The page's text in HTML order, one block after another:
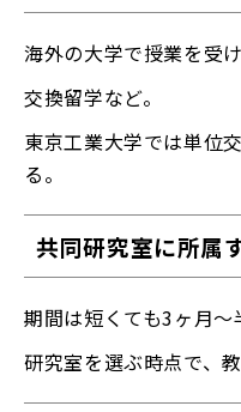
海外の大学で授業を受
交換留学など。
東京工業大学では単位
る。
共同研究室に所属
期間は短くても3ヶ月〜
研究室を選ぶ時点で、